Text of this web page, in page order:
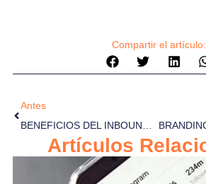
Compartir el artículo:
Antes
BENEFICIOS DEL INBOUND MARKETING
Artículos